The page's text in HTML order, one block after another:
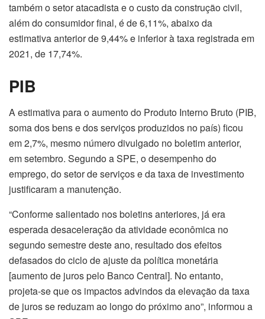
também o setor atacadista e o custo da construção civil,
além do consumidor final, é de 6,11%, abaixo da
estimativa anterior de 9,44% e inferior à taxa registrada em
2021, de 17,74%.
PIB
A estimativa para o aumento do Produto Interno Bruto (PIB,
soma dos bens e dos serviços produzidos no país) ficou
em 2,7%, mesmo número divulgado no boletim anterior,
em setembro. Segundo a SPE, o desempenho do
emprego, do setor de serviços e da taxa de investimento
justificaram a manutenção.
“Conforme salientado nos boletins anteriores, já era
esperada desaceleração da atividade econômica no
segundo semestre deste ano, resultado dos efeitos
defasados do ciclo de ajuste da política monetária
[aumento de juros pelo Banco Central]. No entanto,
projeta-se que os impactos advindos da elevação da taxa
de juros se reduzam ao longo do próximo ano”, informou a